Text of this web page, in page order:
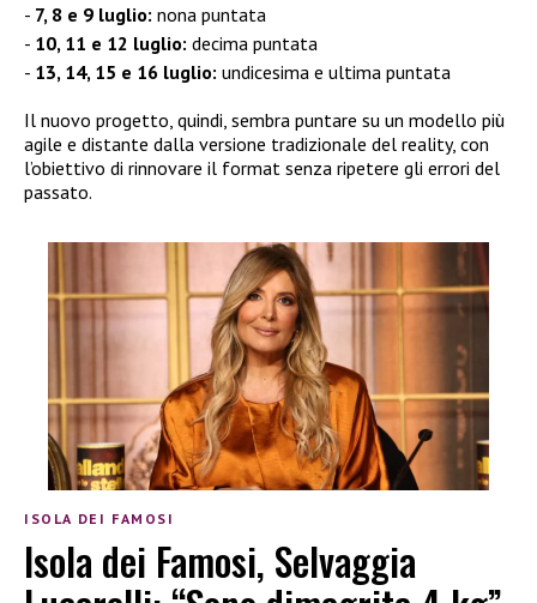
7, 8 e 9 luglio: nona puntata
10, 11 e 12 luglio: decima puntata
13, 14, 15 e 16 luglio: undicesima e ultima puntata
Il nuovo progetto, quindi, sembra puntare su un modello più
agile e distante dalla versione tradizionale del reality, con
l’obiettivo di rinnovare il format senza ripetere gli errori del
passato.
ISOLA DEI FAMOSI
Isola dei Famosi, Selvaggia